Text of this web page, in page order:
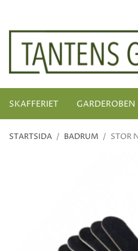
SKAFFERIET GARDEROBEN
STARTSIDA / BADRUM / STOR